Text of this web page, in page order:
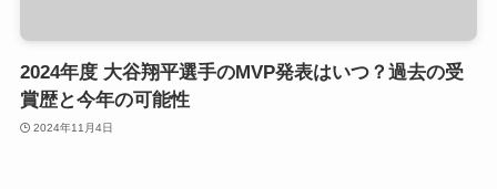
2024年度 大谷翔平選手のMVP発表はいつ？過去の受
賞歴と今年の可能性
2024年11月4日